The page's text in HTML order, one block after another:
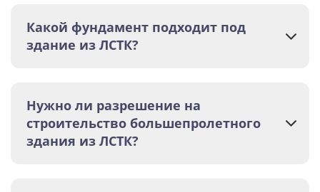
Какой фундамент подходит под
здание из ЛСТК?
Нужно ли разрешение на
строительство большепролетного
здания из ЛСТК?